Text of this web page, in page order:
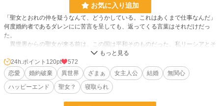
お気に入り追加
「聖女とおれの仲を疑うなんて、どうかしている。これはあくまで仕事なんだ」
何度婚約者であるダレンにに苦言を呈しても、返ってくる言葉はそれだけだっ
た。
異世界からの聖女が来る前は、この国は平和そのものだった。私リーシアとそ
の婚約者である騎士団長のダレンは、次の春に結婚予定。だが、聖女キララが現
れて以来、全てが一変してしまった。ダレンは彼女の護衛騎士となり、常に彼女
に寄り添うように。そのうち私との結婚など忘れてしまったかのように振る舞い
始めた。苛立ちを覚えた私は聖女に抗議しに行くと、彼女こそがその元凶だと知
る。
24h.ポイント 120pt
572
恋愛
婚約破棄 異世界 ざまぁ 女主人公 結婚
無関心
ハッピーエンド
聖女？ 寝取られ